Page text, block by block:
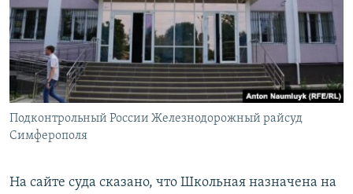
Подконтрольный России Железнодорожный райсуд
Симферополя
На сайте суда сказано, что Школьная назначена на